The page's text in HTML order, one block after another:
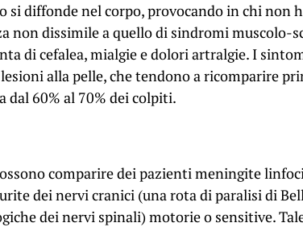
si diffonde nel corpo, provocando in chi non
non dissimile a quello di sindromi muscolo-
di cefalea, mialgie e dolori artralgie. I
alla pelle, che tendono a ricomparire
dal 60% al 70% dei colpiti.
comparire dei pazienti meningite
dei nervi cranici (una rota di paralisi di
dei nervi spinali) motorie o sensitive.